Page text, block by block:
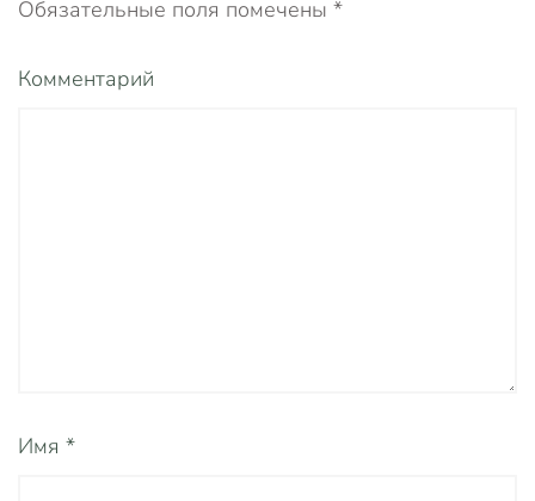
Обязательные поля помечены *
Комментарий
Имя *